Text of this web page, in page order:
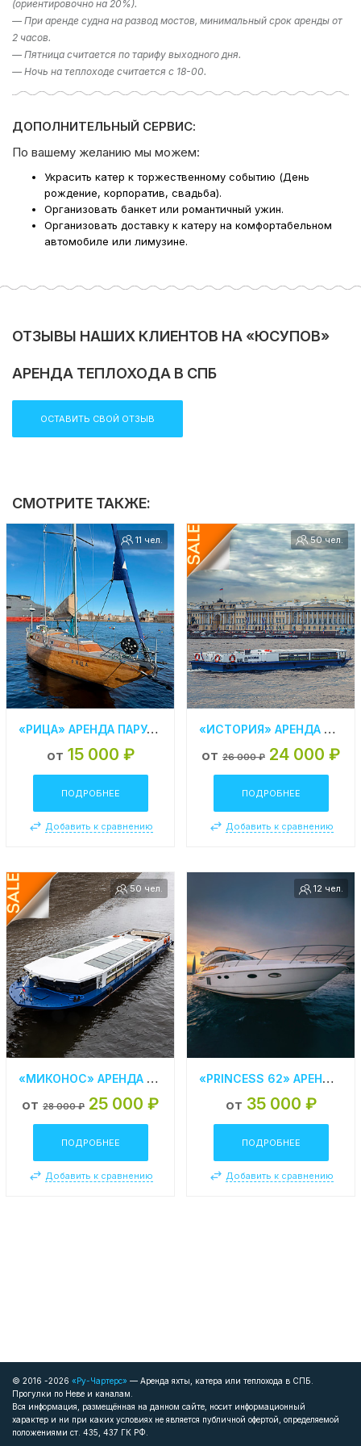
теплохода «Юсупов» в Санкт Петербурге!
Базовый причал: наб. реки Фонтанки, 34.
ВНИМАНИЕ! В праздничные дни и в период проведения
*Цена на сезон 2026 года;
*минимальная аренда 2 часа;
аренда 4 часа;
*стоимость уборки на теплоходе — 5000/10000 руб.;
*при заказе ресторанного обслуживания время на
подготовку/уборку и вывоз мусора оплачивается по
тарифу 50% от стоимости.
выбрать?», то в подборе экскурсии вам поможет наш
варианты исходя из ваших пожеланий – просто наберите
(ориентировочно на 20%).
— При аренде судна на развод мостов, минимальный срок аренды от
2 часов.
— Пятница считается по тарифу выходного дня.
— Ночь на теплоходе считается с 18-00.
ДОПОЛНИТЕЛЬНЫЙ СЕРВИС:
По вашему желанию мы можем:
Украсить катер к торжественному событию (День
рождение, корпоратив, свадьба).
Организовать банкет или романтичный ужин.
Организовать доставку к катеру на комфортабельном
автомобиле или лимузине.
ОТЗЫВЫ НАШИХ КЛИЕНТОВ НА «ЮСУПОВ»
АРЕНДА ТЕПЛОХОДА В СПБ
ОСТАВИТЬ СВОЙ ОТЗЫВ
СМОТРИТЕ ТАКЖЕ:
11 чел.
«РИЦА» АРЕНДА ПАРУСНОЙ ЯХТЫ В СПБ
от 15 000 ₽
ПОДРОБНЕЕ
Добавить к сравнению
50 чел.
«ИСТОРИЯ» АРЕНДА ТЕПЛОХОДА В САНКТ- ПЕТЕРБУРГЕ
от 26 000 ₽ 24 000 ₽
ПОДРОБНЕЕ
Добавить к сравнению
50 чел.
«МИКОНОС» АРЕНДА ТЕПЛОХОДА В САНКТ- ПЕТЕРБУРГЕ
от 28 000 ₽ 25 000 ₽
ПОДРОБНЕЕ
Добавить к сравнению
12 чел.
«PRINCESS 62» АРЕНДА ЯХТЫ В СПБ
от 35 000 ₽
ПОДРОБНЕЕ
Добавить к сравнению
© 2016 -2026 «Ру-Чартерс» — Аренда яхты, катера или теплохода в СПБ.
Прогулки по Неве и каналам.
Вся информация, размещённая на данном сайте, носит информационный
характер и ни при каких условиях не является публичной офертой, определяемой
положениями ст. 435, 437 ГК РФ.